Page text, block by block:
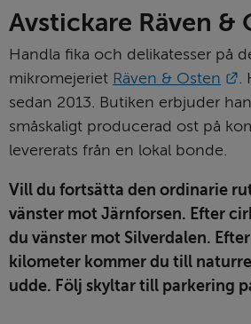
Avstickare Räven &
Handla fika och delikatesser på
mikromejeriet Räven & Osten
.
sedan 2013. Butiken erbjuder
småskaligt producerad ost på
levererats från en lokal bonde.
Vill du fortsätta den ordinarie
vänster mot Järnforsen. Efter
du vänster mot Silverdalen.
kilometer kommer du till
udde. Följ skyltar till parkering